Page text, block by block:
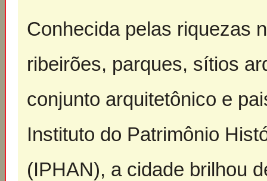
Conhecida pelas riquezas
ribeirões, parques, sítios
conjunto arquitetônico e
Instituto do Patrimônio
(IPHAN), a cidade brilhou